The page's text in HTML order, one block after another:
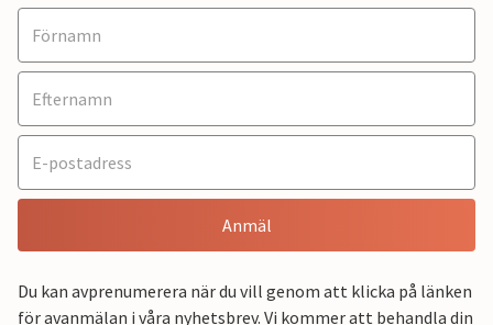
Anmäl
Du kan avprenumerera när du vill genom att klicka på länken
för avanmälan i våra nyhetsbrev. Vi kommer att behandla din